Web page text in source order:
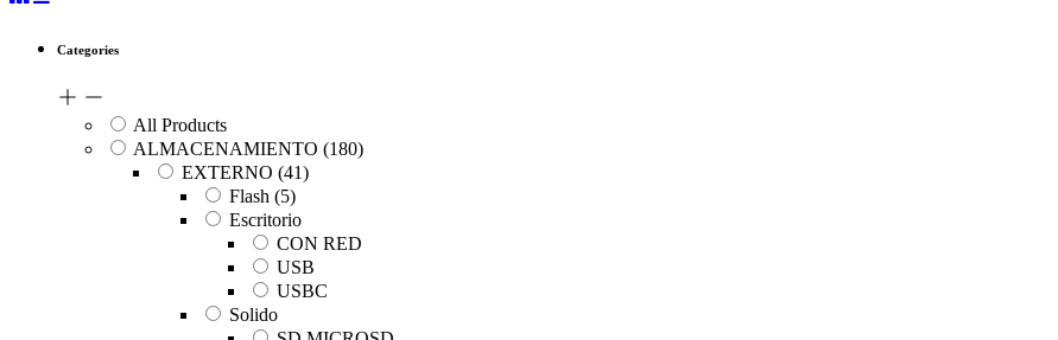
Categories
All Products
ALMACENAMIENTO (180)
EXTERNO (41)
Flash (5)
Escritorio
CON RED
USB
USBC
Solido